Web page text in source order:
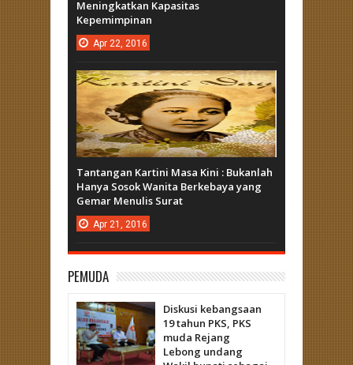
Meningkatkan Kapasitas
Kepemimpinan
Apr 22, 2016
Tantangan Kartini Masa Kini : Bukanlah
Hanya Sosok Wanita Berkebaya yang
Gemar Menulis Surat
Apr 21, 2016
PEMUDA
Diskusi kebangsaan
19 tahun PKS, PKS
muda Rejang
Lebong undang